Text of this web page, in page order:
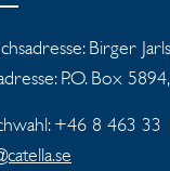
Birger
P.O. Box
+46 8 463 33